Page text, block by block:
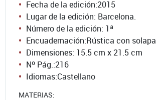
Fecha de la edición:2015
Lugar de la edición: Barcelona.
Número de la edición: 1ª
Encuadernación:Rústica con solapa
Dimensiones: 15.5 cm x 21.5 cm
Nº Pág.:216
Idiomas:Castellano
MATERIAS: